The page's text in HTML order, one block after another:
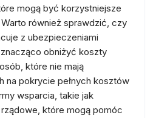
mogą być korzystniejsze
również sprawdzić, czy
z ubezpieczeniami
obniżyć koszty
które nie mają
na pokrycie pełnych kosztów
wsparcia, takie jak
które mogą pomóc